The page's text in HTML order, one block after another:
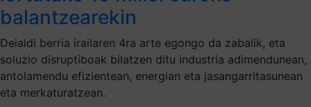
balantzearekin
Deialdi berria irailaren 4ra arte egongo da zabalik, eta
soluzio disruptiboak bilatzen ditu industria adimendunean,
antolamendu efizientean, energian eta jasangarritasunean
eta merkaturatzean.